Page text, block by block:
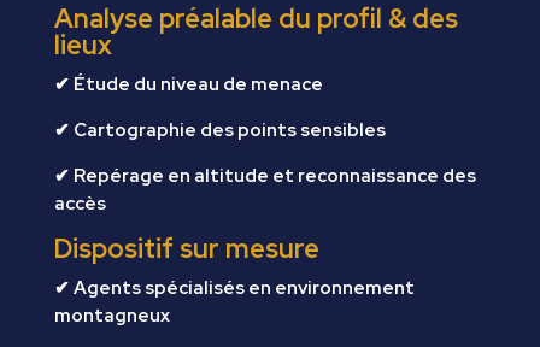
Analyse préalable du profil & des
lieux
✔ Étude du niveau de menace
✔ Cartographie des points sensibles
✔ Repérage en altitude et reconnaissance des
accès
Dispositif sur mesure
✔ Agents spécialisés en environnement
montagneux